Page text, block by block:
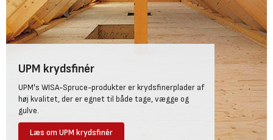
UPM krydsfinér
UPM's WISA-Spruce-produkter er krydsfinerplader af
høj kvalitet, der er egnet til både tage, vægge og
gulve.
Læs om UPM krydsfinér